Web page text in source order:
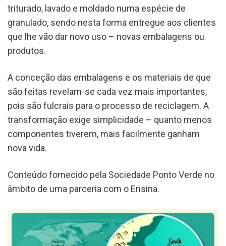
triturado, lavado e moldado numa espécie de
granulado, sendo nesta forma entregue aos clientes
que lhe vão dar novo uso – novas embalagens ou
produtos.
A conceção das embalagens e os materiais de que
são feitas revelam-se cada vez mais importantes,
pois são fulcrais para o processo de reciclagem. A
transformação exige simplicidade – quanto menos
componentes tiverem, mais facilmente ganham
nova vida.
Conteúdo fornecido pela Sociedade Ponto Verde no
âmbito de uma parceria com o Ensina.